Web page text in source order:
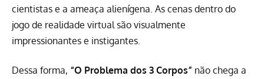
cientistas e a ameaça alienígena. As cenas dentro do
jogo de realidade virtual são visualmente
impressionantes e instigantes.
Dessa forma, “O Problema dos 3 Corpos” não chega a